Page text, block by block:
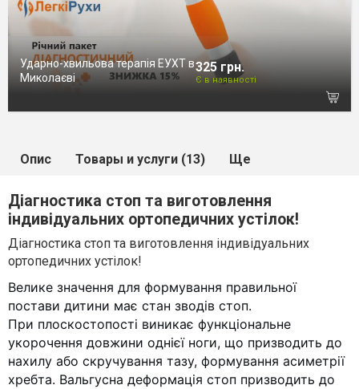
Ударно-хвильова терапія ЕУХТ в
Миколаєві
325 грн.
Є в наявності
Опис Товары и услуги (13) Ще
Діагностика стоп та виготовлення
індивідуальних ортопедичних устілок!
Діагностика стоп та виготовлення індивідуальних
ортопедичних устілок!
Велике значення для формування правильної
постави дитини має стан зводів стоп.
При плоскостопості виникає функціональне
укорочення довжини однієї ноги, що призводить до
нахилу або скручування тазу, формування асиметрії
хребта. Вальгусна деформація стоп призводить до